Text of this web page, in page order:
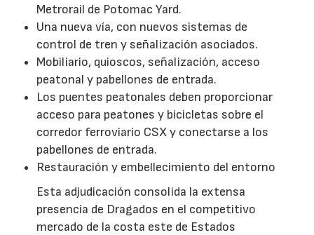
Metrorail de Potomac Yard.
Una nueva vía, con nuevos sistemas de
control de tren y señalización asociados.
Mobiliario, quioscos, señalización, acceso
peatonal y pabellones de entrada.
Los puentes peatonales deben proporcionar
acceso para peatones y bicicletas sobre el
corredor ferroviario CSX y conectarse a los
pabellones de entrada.
Restauración y embellecimiento del entorno
Esta adjudicación consolida la extensa
presencia de Dragados en el competitivo
mercado de la costa este de Estados